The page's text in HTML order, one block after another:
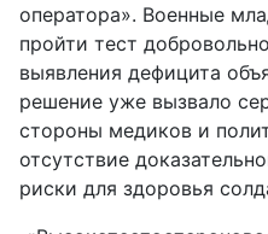
оператора». Военные
пройти тест
выявления дефицита
решение уже вызвало
стороны медиков и
отсутствие
риски для здоровья